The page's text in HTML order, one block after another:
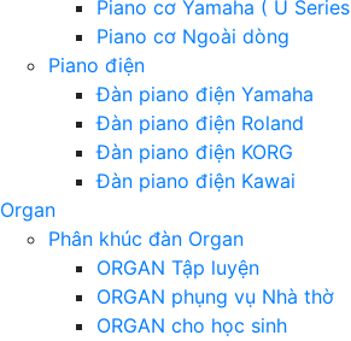
Piano cơ Yamaha ( U
Piano cơ Ngoài dòng
Piano điện
Đàn piano điện Yamaha
Đàn piano điện Roland
Đàn piano điện KORG
Đàn piano điện Kawai
Organ
Phân khúc đàn Organ
ORGAN Tập luyện
ORGAN phụng vụ Nhà thờ
ORGAN cho học sinh